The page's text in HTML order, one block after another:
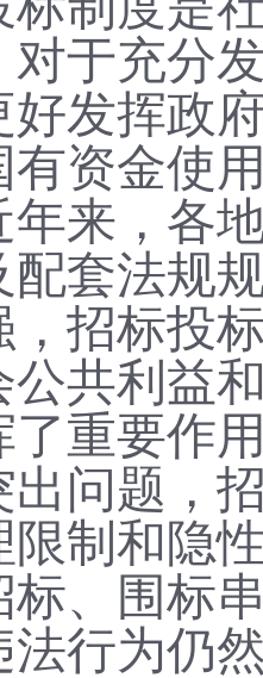
对于充分
好发挥政
有资金使
年来，各
配套法规
，招标投
公共利益
了重要作
出问题，
限制和隐
标、围标
法行为仍